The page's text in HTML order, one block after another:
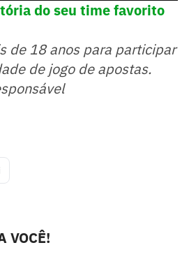
do seu time favorito
de 18 anos para participar
de jogo de apostas.
VOCÊ!